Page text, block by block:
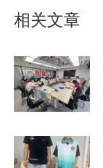
相关文章